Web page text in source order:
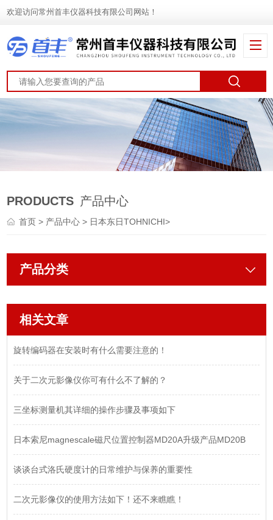
欢迎访问常州首丰仪器科技有限公司网站！
PRODUCTS 产品中心
首页> 产品中心> 日本东日TOHNICHI>
产品分类
相关文章
旋转编码器在安装时有什么需要注意的！
关于二次元影像仪你可有什么不了解的？
三坐标测量机其详细的操作步骤及事项如下
日本索尼magnescale磁尺位置控制器MD20A升级产品MD20B
谈谈台式洛氏硬度计的日常维护与保养的重要性
二次元影像仪的使用方法如下！还不来瞧瞧！